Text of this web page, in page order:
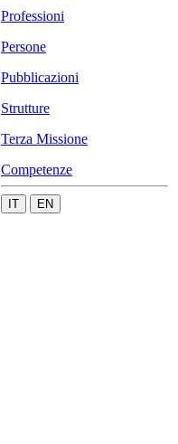
Professioni
Persone
Pubblicazioni
Strutture
Terza Missione
Competenze
IT EN